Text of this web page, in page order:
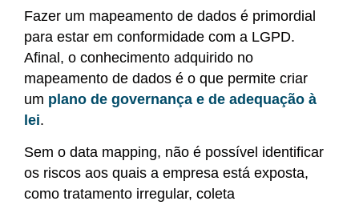
Fazer um mapeamento de dados é primordial
para estar em conformidade com a LGPD.
Afinal, o conhecimento adquirido no
mapeamento de dados é o que permite criar
um plano de governança e de adequação à
lei.
Sem o data mapping, não é possível identificar
os riscos aos quais a empresa está exposta,
como tratamento irregular, coleta